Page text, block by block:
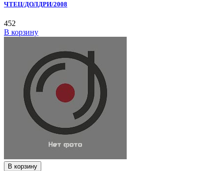
ЧТЕЦ/ДОЛДРИ/2008
452
В корзину
В корзину